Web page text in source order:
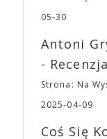
jednego z
(„Joker”,
roli. Twórca
„Midsommar.
osobisty film,
się z widzami
„Bo się boi”
dotyczył
Wystawców i
Waszych
napoje oraz
planujemy
EXPO XXI!
05-30
Antoni
-
Strona: Na
2025-04-09
Coś Się